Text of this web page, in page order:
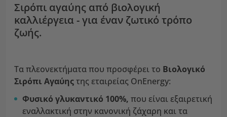
Σιρόπι αγαύης από βιολογική
καλλιέργεια - για έναν ζωτικό τρόπο
ζωής.
Τα πλεονεκτήματα που προσφέρει το Βιολογικό
Σιρόπι Αγαύηςτης εταιρείας OnEnergy:
Φυσικό γλυκαντικό 100%, που είναι εξαιρετική
εναλλακτική στην κανονική ζάχαρη και τα